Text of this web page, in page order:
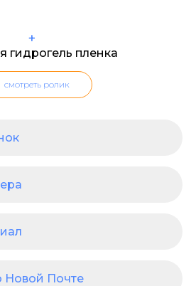
+
гидрогель пленка
смотреть ролик
Новой Почте